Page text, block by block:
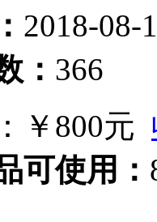
2018-08-
： 366
￥800元
可使用：